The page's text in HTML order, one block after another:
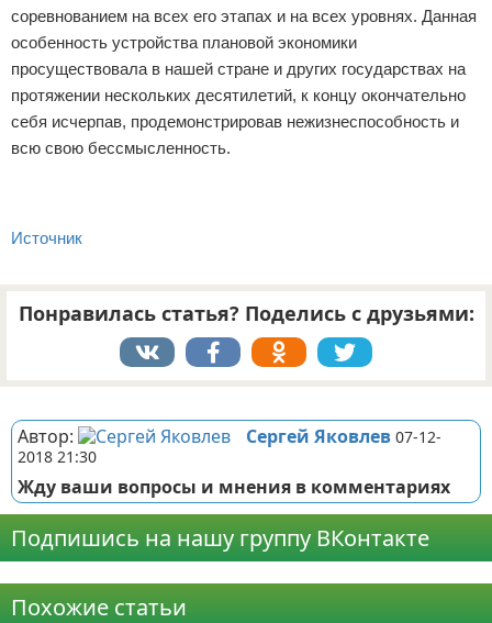
соревнованием на всех его этапах и на всех уровнях. Данная
особенность устройства плановой экономики
просуществовала в нашей стране и других государствах на
протяжении нескольких десятилетий, к концу окончательно
себя исчерпав, продемонстрировав нежизнеспособность и
всю свою бессмысленность.
Источник
Понравилась статья? Поделись с друзьями:
Автор: Сергей Яковлев 07-12-
2018 21:30
Жду ваши вопросы и мнения в комментариях
Подпишись на нашу группу ВКонтакте
Похожие статьи